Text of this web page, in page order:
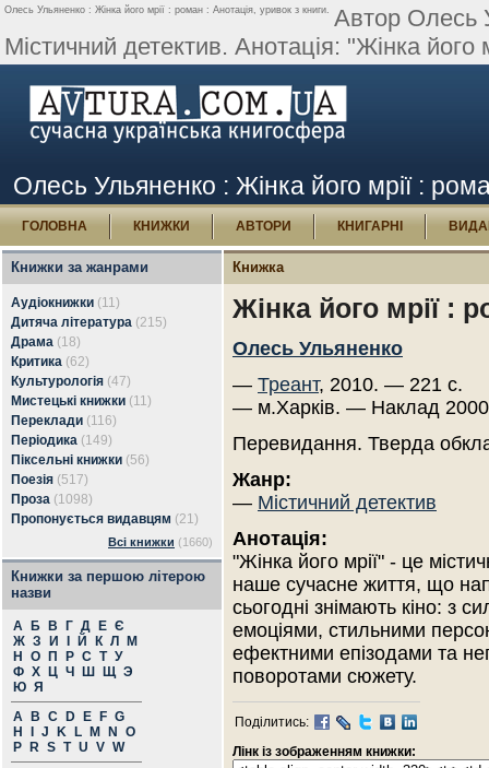
Олесь Ульяненко : Жінка його мрії : роман : Анотація, уривок з книги. Автор Олесь
Містичний детектив. Анотація: "Жінка його
Олесь Ульяненко : Жінка його мрії :
ГОЛОВНА КНИЖКИ АВТОРИ КНИГАРНІ
Книжки за жанрами
Аудіокнижки (11)
Дитяча література (215)
Драма (18)
Критика (62)
Культурологія (47)
Мистецькі книжки (11)
Переклади (116)
Періодика (149)
Піксельні книжки (56)
Поезія (517)
Проза (1098)
Пропонується видавцям (21)
Всі книжки (1660)
Книжки за першою літерою
назви
А Б В Г Д Е Є
Ж З И Й К Л
М
Н
О П Р С Т У
Ф Х Ц Ч Ш Щ Э
Ю Я
A
B C D E F G
H
J K L M N
O
P
R S T U V W
Книжка
Жінка його мрії :
Олесь Ульяненко
— Треант, 2010. — 221 с.
— м.Харків. — Наклад
Перевидання. Тверда
Жанр:
— Містичний детектив
Анотація:
"Жінка його мрії" - це
наше сучасне життя, що
сьогодні знімають кіно: з
емоціями, стильними
ефектними епізодами та
поворотами сюжету.
Поділитись:
Лінк із зображенням книжки: